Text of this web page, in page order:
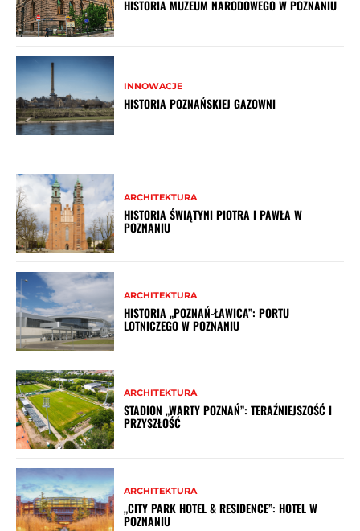
HISTORIA MUZEUM NARODOWEGO W POZNANIU
INNOWACJE
HISTORIA POZNAŃSKIEJ GAZOWNI
ARCHITEKTURA
HISTORIA ŚWIĄTYNI PIOTRA I PAWŁA W
POZNANIU
ARCHITEKTURA
HISTORIA „POZNAŃ-ŁAWICA”: PORTU
LOTNICZEGO W POZNANIU
ARCHITEKTURA
STADION „WARTY POZNAŃ”: TERAŹNIEJSZOŚĆ I
PRZYSZŁOŚĆ
ARCHITEKTURA
„CITY PARK HOTEL & RESIDENCE”: HOTEL W
POZNANIU